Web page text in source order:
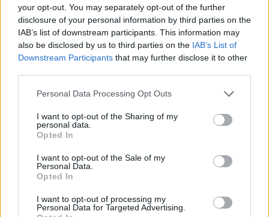
your opt-out. You may separately opt-out of the further
disclosure of your personal information by third parties on the
IAB’s list of downstream participants. This information may
also be disclosed by us to third parties on the IAB’s List of
Downstream Participants that may further disclose it to other
Please note that this website/app uses one or more Google
not limited to your visit or usage behaviour. You may click to
grant or deny consent to Google and its third-party tags to
use your data for below specified purposes in below Google
consent section.
Personal Data Processing Opt Outs
I want to opt-out of the Sharing of my
personal data.
Opted In
I want to opt-out of the Sale of my
Personal Data.
Opted In
I want to opt-out of processing my
Personal Data for Targeted Advertising.
Rafael Sachete assume nova posição no Assaí: o que isso
significa para a empresa